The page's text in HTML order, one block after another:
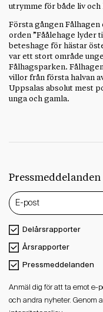
utrymme för både liv och
Första gången Fålhagen
orden ”Fåålehage lyder
beteshage för hästar
var ett stort område
Fålhagsparken.
villor från första halvan
Uppsalas absolut mest
unga och gamla.
Pressmeddelanden
Delårsrapporter
Årsrapporter
Pressmeddelanden
Anmäl dig för att ta emot e-
och andra nyheter. Genom